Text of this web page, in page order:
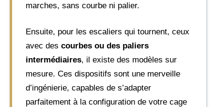
marches, sans courbe ni palier.
Ensuite, pour les escaliers qui tournent, ceux
avec des courbes ou des paliers
intermédiaires, il existe des modèles sur
mesure. Ces dispositifs sont une merveille
d’ingénierie, capables de s’adapter
parfaitement à la configuration de votre cage